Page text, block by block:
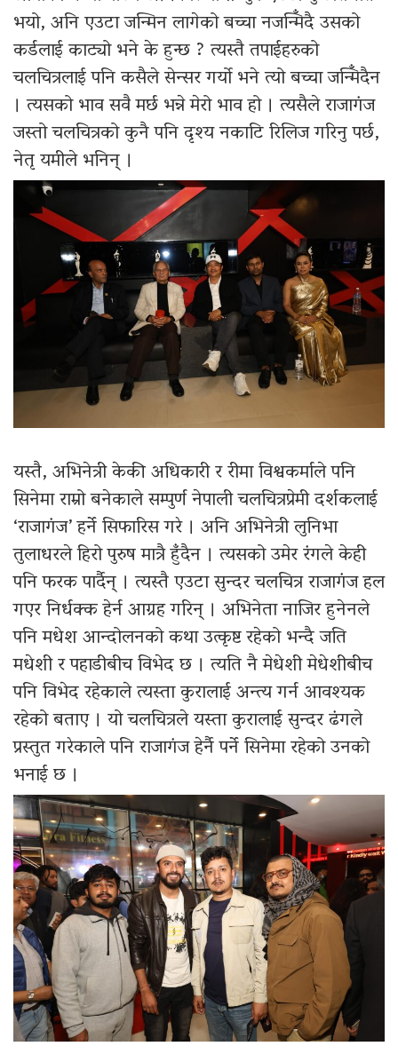
भयो, अनि एउटा जन्मिन लागेको बच्चा नजन्मिँदै उसको
कर्डलाई काट्यो भने के हुन्छ ? त्यस्तै तपाईहरुको
चलचित्रलाई पनि कसैले सेन्सर गर्यो भने त्यो बच्चा जन्मिँदैन
। त्यसको भाव सवै मर्छ भन्ने मेरो भाव हो । त्यसैले राजागंज
जस्तो चलचित्रको कुनै पनि दृश्य नकाटि रिलिज गरिनु पर्छ,
नेतृ यमीले भनिन् ।
यस्तै, अभिनेत्री केकी अधिकारी र रीमा विश्वकर्माले पनि
सिनेमा राम्रो बनेकाले सम्पुर्ण नेपाली चलचित्रप्रेमी दर्शकलाई
‘राजागंज’ हर्ने सिफारिस गरे । अनि अभिनेत्री लुनिभा
तुलाधरले हिरो पुरुष मात्रै हुँदैन । त्यसको उमेर रंगले केही
पनि फरक पार्दैन् । त्यस्तै एउटा सुन्दर चलचित्र राजागंज हल
गएर निर्धक्क हेर्न आग्रह गरिन् । अभिनेता नाजिर हुनेनले
पनि मधेश आन्दोलनको कथा उत्कृष्ट रहेको भन्दै जति
मधेशी र पहाडीबीच विभेद छ । त्यति नै मेधेशी मेधेशीबीच
पनि विभेद रहेकाले त्यस्ता कुरालाई अन्त्य गर्न आवश्यक
रहेको बताए । यो चलचित्रले यस्ता कुरालाई सुन्दर ढंगले
प्रस्तुत गरेकाले पनि राजागंज हेर्नै पर्ने सिनेमा रहेको उनको
भनाई छ ।